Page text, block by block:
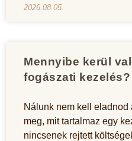
2026.08.05.
Mennyibe kerül
fogászati kezelés?
Nálunk nem kell eladnod
meg, mit tartalmaz egy
nincsenek rejtett